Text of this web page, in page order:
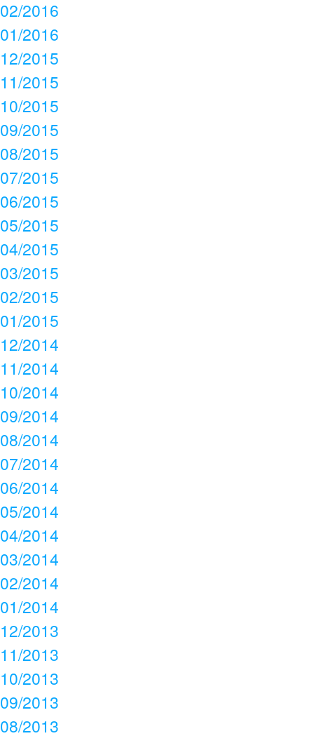
02/2016
01/2016
12/2015
11/2015
10/2015
09/2015
08/2015
07/2015
06/2015
05/2015
04/2015
03/2015
02/2015
01/2015
12/2014
11/2014
10/2014
09/2014
08/2014
07/2014
06/2014
05/2014
04/2014
03/2014
02/2014
01/2014
12/2013
11/2013
10/2013
09/2013
08/2013